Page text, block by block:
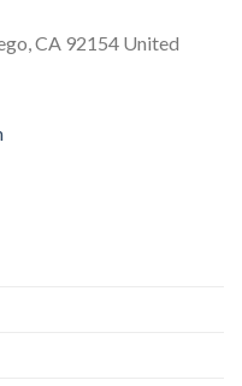
CA 92154 United